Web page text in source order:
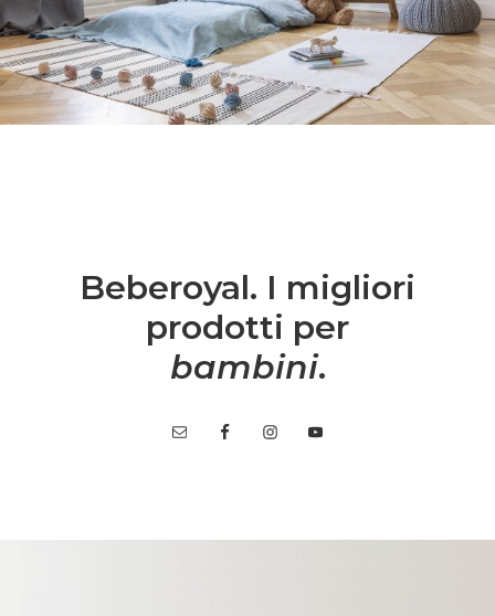
Beberoyal. I migliori
prodotti per
bambini.